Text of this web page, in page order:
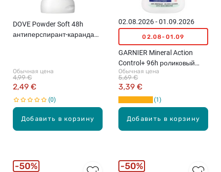
Добавить в корзину
DOVE Powder Soft 48h
антиперспирант-карандаш,
Обычная цена
2,49 €
4,99 €
0
Добавить в корзину
02.08.2026 - 01.09.2026
02.08-01.09
GARNIER Mineral Action
Control+ 96h роликовый
дезодорант, 50мл
Обычная цена
3,39 €
5,69 €
1
50% 50%